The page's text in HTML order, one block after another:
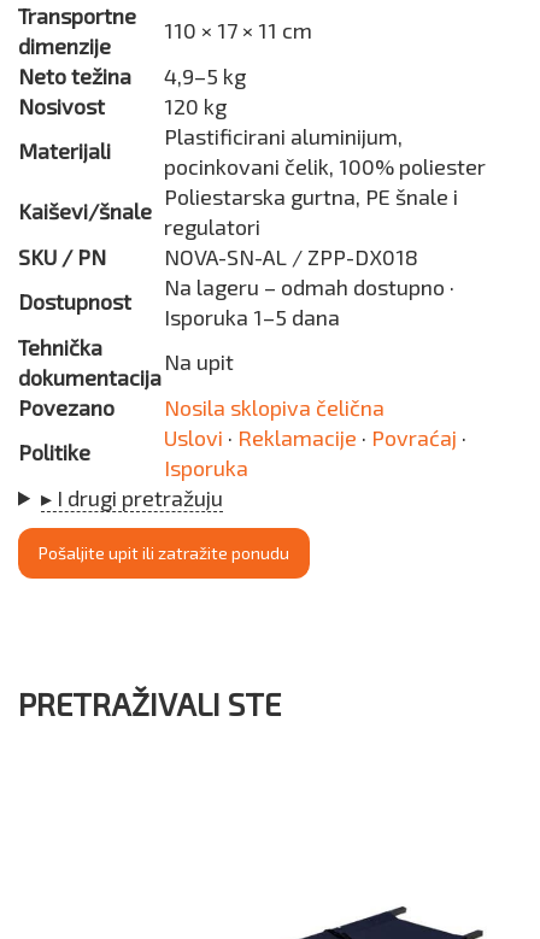
Transportne
dimenzije
110 × 17 × 11 cm
Neto težina
4,9–5 kg
Nosivost
120 kg
Materijali
Plastificirani aluminijum,
pocinkovani čelik, 100% poliester
Kaiševi/šnale
Poliestarska gurtna, PE šnale i
regulatori
SKU / PN
NOVA-SN-AL / ZPP-DX018
Dostupnost
Na lageru – odmah dostupno ·
Isporuka 1–5 dana
Tehnička
dokumentacija
Na upit
Povezano
Nosila sklopiva čelična
Politike
Uslovi · Reklamacije · Povraćaj ·
Isporuka
▸ I drugi pretražuju
Pošaljite upit ili zatražite ponudu
PRETRAŽIVALI STE